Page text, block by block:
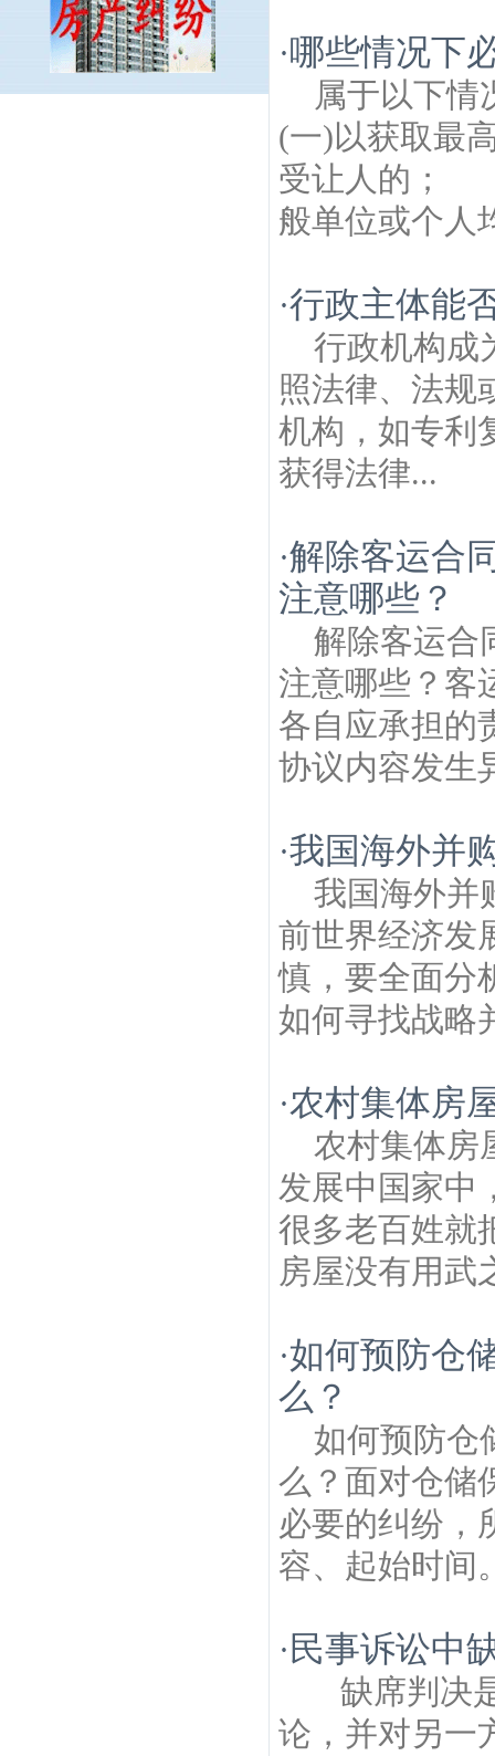
·哪些情况下
属于以下
(一)以获取最
受让人的；
般单位或个人
·行政主体能
行政机构
照法律、法规
机构，如专
获得法律...
·解除客运合
注意哪些？
解除客运合
注意哪些？客
各自应承担的
协议内容发生
·我国海外并
我国海外并
前世界经济发
慎，要全面分
如何寻找战略
·农村集体房
农村集体房
发展中国家中
很多老百姓就
房屋没有用武
·如何预防仓
么？
如何预防仓
么？面对仓储
必要的纠纷，
容、起始时间
· 民事诉讼中
缺席判决
论，并对另一